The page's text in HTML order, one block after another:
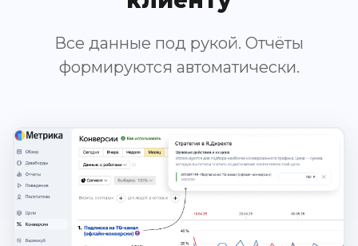
Все данные под рукой. Отчёты
формируются автоматически.